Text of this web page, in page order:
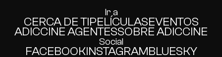
Ir a
CERCA DE TIPELÍCULASEVENTOS
ADICCINE AGENTESSOBRE ADICCINE
Social
FACEBOOKINSTAGRAMBLUESKY